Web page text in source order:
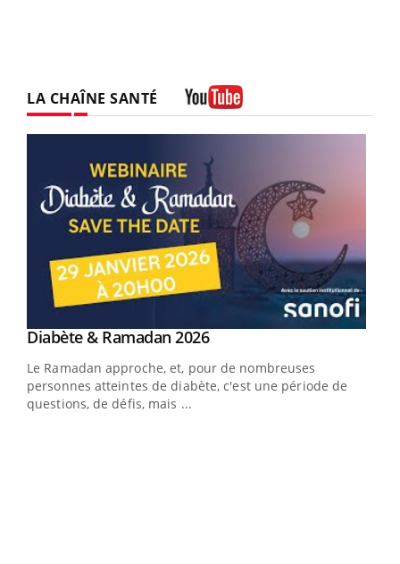
LA CHAÎNE SANTÉ
Youtube
Diabète & Ramadan 2026Youtube
Le Ramadan approche, et, pour de nombreuses
personnes atteintes de diabète, c'est une période de
questions, de défis, mais ...